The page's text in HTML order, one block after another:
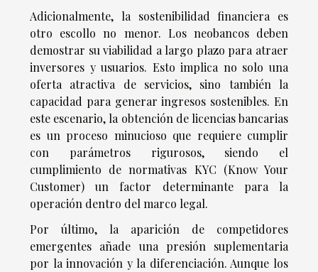
Adicionalmente, la sostenibilidad financiera es
otro escollo no menor. Los neobancos deben
demostrar su viabilidad a largo plazo para atraer
inversores y usuarios. Esto implica no solo una
oferta atractiva de servicios, sino también la
capacidad para generar ingresos sostenibles. En
este escenario, la obtención de licencias bancarias
es un proceso minucioso que requiere cumplir
con parámetros rigurosos, siendo el
cumplimiento de normativas KYC (Know Your
Customer) un factor determinante para la
operación dentro del marco legal.
Por último, la aparición de competidores
emergentes añade una presión suplementaria
por la innovación y la diferenciación. Aunque los